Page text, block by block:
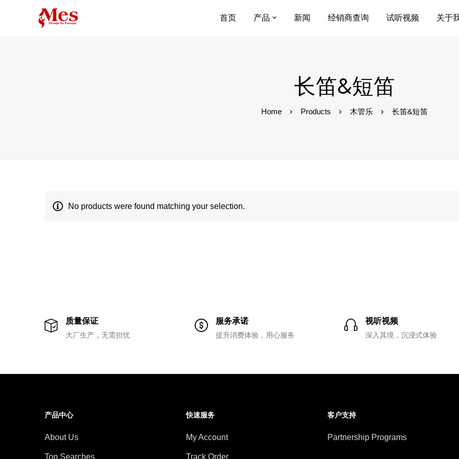
首页 产品 新闻 经销商查询 试听视频 关于
长笛&短笛
Home Products 木管乐 长笛&短笛
No products were found matching your selection.
质量保证
大厂生产，无需担忧
服务承诺
提升消费体验，用心服务
视听视频
深入其境，沉浸式体验
产品中心
About Us
Top Searches
快速服务
My Account
Track Order
客户支持
Partnership Programs